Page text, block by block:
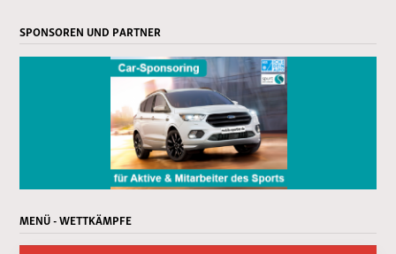
SPONSOREN UND PARTNER
MENÜ - WETTKÄMPFE